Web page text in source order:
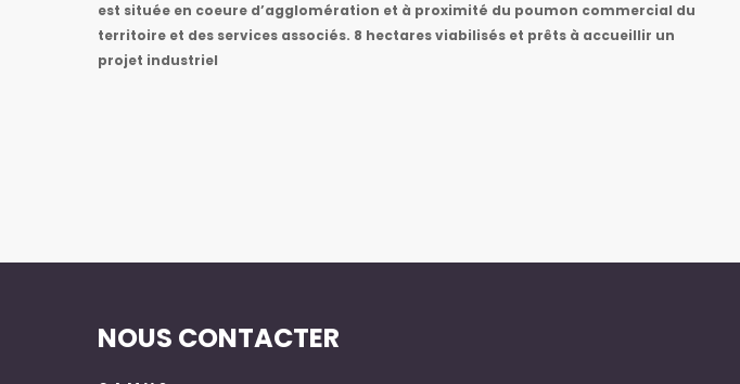
est située en coeure d’agglomération et à proximité du poumon commercial du
territoire et des services associés. 8 hectares viabilisés et prêts à accueillir un
projet industriel
NOUS CONTACTER